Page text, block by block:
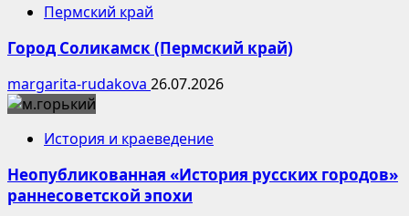
Пермский край
Город Соликамск (Пермский край)
margarita-rudakova 26.07.2026
История и краеведение
Неопубликованная «История русских городов»
раннесоветской эпохи